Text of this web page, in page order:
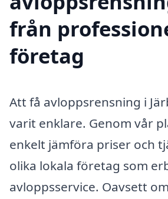
från
företag
Att få avloppsrensning i
varit enklare. Genom vår
enkelt jämföra priser och
olika lokala företag som
avloppsservice. Oavsett